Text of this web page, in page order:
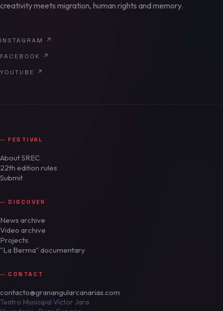
creativity meets migration, human rights and memory.
INSTAGRAM
↗
FACEBOOK
↗
YOUTUBE
↗
FESTIVAL
About SREC
22th edition rules
Submit
DISCOVER
News archive
Video archive
Projects
"La Berma" documentary
CONTACT
contacto@granangularcanarias.com
Teatro Municipal Víctor Jara